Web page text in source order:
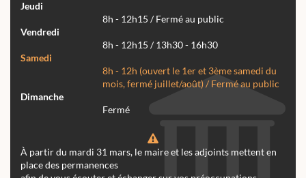
Jeudi
8h - 12h15 / Fermé au public
Vendredi
8h - 12h15 / 13h30 - 16h30
Samedi
8h - 12h (ouvert le 1er et 3ème samedi du
mois, fermé juillet/août) / Fermé au public
Dimanche
Fermé
À partir du mardi 31 mars, le maire et les adjoints mettent en
place des permanences